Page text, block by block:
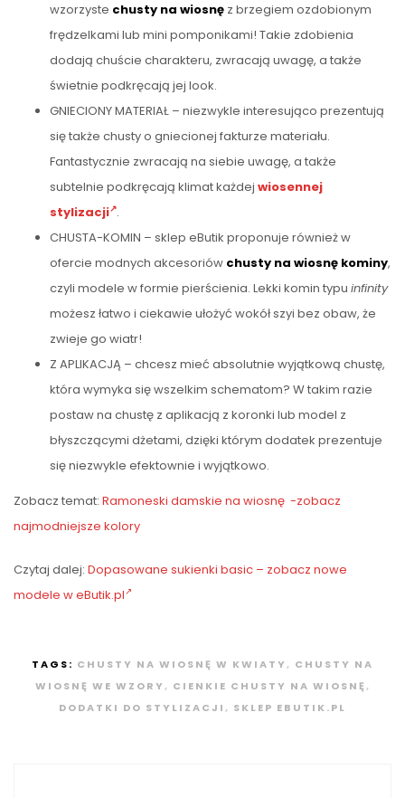
wzorzyste chusty na wiosnę z brzegiem ozdobionym
frędzelkami lub mini pomponikami! Takie zdobienia
dodają chuście charakteru, zwracają uwagę, a także
świetnie podkręcają jej look.
GNIECIONY MATERIAŁ – niezwykle interesująco prezentują
się także chusty o gniecionej fakturze materiału.
Fantastycznie zwracają na siebie uwagę, a także
subtelnie podkręcają klimat każdej wiosennej
stylizacji .
CHUSTA-KOMIN – sklep eButik proponuje również w
ofercie modnych akcesoriów chusty na wiosnę kominy,
czyli modele w formie pierścienia. Lekki komin typu infinity
możesz łatwo i ciekawie ułożyć wokół szyi bez obaw, że
zwieje go wiatr!
Z APLIKACJĄ – chcesz mieć absolutnie wyjątkową chustę,
która wymyka się wszelkim schematom? W takim razie
postaw na chustę z aplikacją z koronki lub model z
błyszczącymi dżetami, dzięki którym dodatek prezentuje
się niezwykle efektownie i wyjątkowo.
Zobacz temat: Ramoneski damskie na wiosnę -zobacz
najmodniejsze kolory
Czytaj dalej: Dopasowane sukienki basic – zobacz nowe
modele w eButik.pl
TAGS: CHUSTY NA WIOSNĘ W KWIATY , CHUSTY NA
WIOSNĘ WE WZORY , CIENKIE CHUSTY NA WIOSNĘ,
DODATKI DO STYLIZACJI , SKLEP EBUTIK.PL